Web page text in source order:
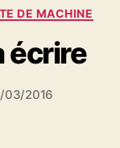
DE MACHINE
écrire
03/2016